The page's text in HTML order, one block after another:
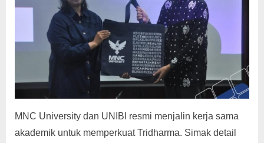
MNC University dan UNIBI resmi menjalin kerja sama
akademik untuk memperkuat Tridharma. Simak detail